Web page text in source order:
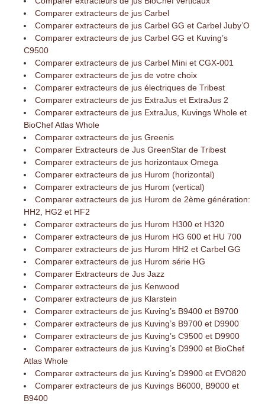
Comparer extracteurs de jus Carbel
Comparer extracteurs de jus Carbel GG et Carbel Juby’O
Comparer extracteurs de jus Carbel GG et Kuving’s
C9500
Comparer extracteurs de jus Carbel Mini et CGX-001
Comparer extracteurs de jus de votre choix
Comparer extracteurs de jus électriques de Tribest
Comparer extracteurs de jus ExtraJus et ExtraJus 2
Comparer extracteurs de jus ExtraJus, Kuvings Whole et
BioChef Atlas Whole
Comparer extracteurs de jus Greenis
Comparer Extracteurs de Jus GreenStar de Tribest
Comparer extracteurs de jus horizontaux Omega
Comparer extracteurs de jus Hurom (horizontal)
Comparer extracteurs de jus Hurom (vertical)
Comparer extracteurs de jus Hurom de 2ème génération:
HH2, HG2 et HF2
Comparer extracteurs de jus Hurom H300 et H320
Comparer extracteurs de jus Hurom HG 600 et HU 700
Comparer extracteurs de jus Hurom HH2 et Carbel GG
Comparer extracteurs de jus Hurom série HG
Comparer Extracteurs de Jus Jazz
Comparer extracteurs de jus Kenwood
Comparer extracteurs de jus Klarstein
Comparer extracteurs de jus Kuving’s B9400 et B9700
Comparer extracteurs de jus Kuving’s B9700 et D9900
Comparer extracteurs de jus Kuving’s C9500 et D9900
Comparer extracteurs de jus Kuving’s D9900 et BioChef
Atlas Whole
Comparer extracteurs de jus Kuving’s D9900 et EVO820
Comparer extracteurs de jus Kuvings B6000, B9000 et
B9400